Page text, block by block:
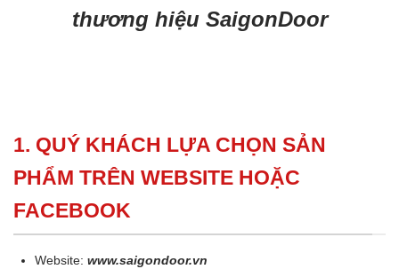
thương hiệu SaigonDoor
1. QUÝ KHÁCH LỰA CHỌN SẢN
PHẨM TRÊN WEBSITE HOẶC
FACEBOOK
Website:www.saigondoor.vn